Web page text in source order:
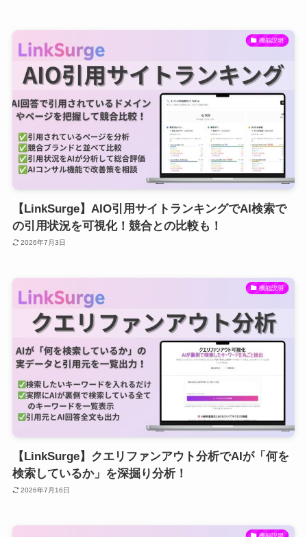
機能説明
【LinkSurge】AIO引用サイトランキングでAI検索で
の引用状況を可視化！競合との比較も！
2026年7月3日
機能説明
【LinkSurge】クエリファンアウト分析でAIが「何を
検索しているか」を深掘り分析！
2026年7月16日
機能説明